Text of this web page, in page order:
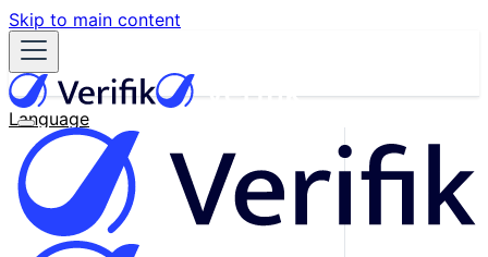
Skip to main content
Language
English
Español
Français
Português
한국어